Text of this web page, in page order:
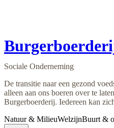
Sociale Onderneming
De transitie naar een gezond
alleen aan ons boeren over te
Burgerboerderij. Iedereen kan
Natuur & MilieuWelzijnBuurt &